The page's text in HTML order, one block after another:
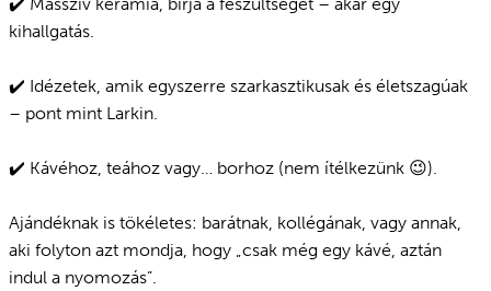
kihallgatás.
✔️ Idézetek, amik egyszerre szarkasztikusak és életszagúak
– pont mint Larkin.
✔️ Kávéhoz, teához vagy… borhoz (nem ítélkezünk 😉).
Ajándéknak is tökéletes: barátnak, kollégának, vagy annak,
aki folyton azt mondja, hogy „csak még egy kávé, aztán
indul a nyomozás”.